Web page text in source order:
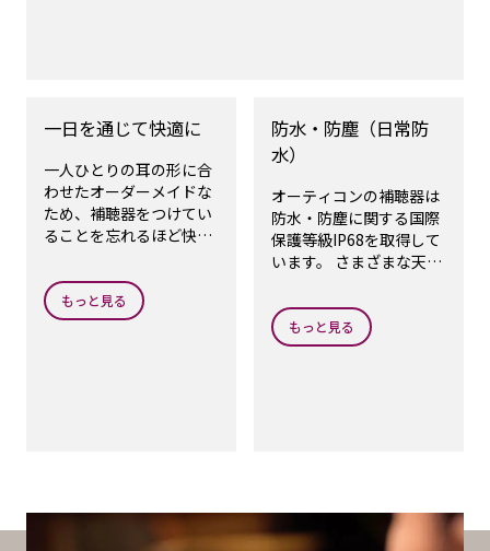
一日を通じて快適に
一人ひとりの耳の形に合
わせたオーダーメイドな
ため、補聴器をつけてい
ることを忘れるほど快適
もっと見る
防水・防塵（日常防
水）
オーティコンの補聴器は
防水・防塵に関する国際
保護等級IP68を取得して
います。 さまざまな天候
用いただけます。しかし
ながら、補聴器を使用し
たままシャワーを浴びた
もっと見る